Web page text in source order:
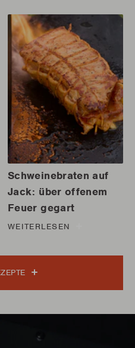
Schweinebraten auf
Jack: über offenem
Feuer gegart
WEITERLESEN